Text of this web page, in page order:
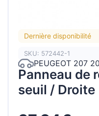
Dernière disponibilité
SKU: 572442-1
PEUGEOT 207
Panneau de
seuil / Droite